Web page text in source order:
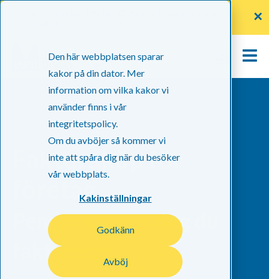
Den här webbplatsen sparar
kakor på din dator. Mer
information om vilka kakor vi
använder finns i vår
integritetspolicy.
Om du avböjer så kommer vi
inte att spåra dig när du besöker
vår webbplats.
Kakinställningar
Godkänn
Avböj
✕
Fakturaköp för
företag
Pengar samma dag du
fakturerar